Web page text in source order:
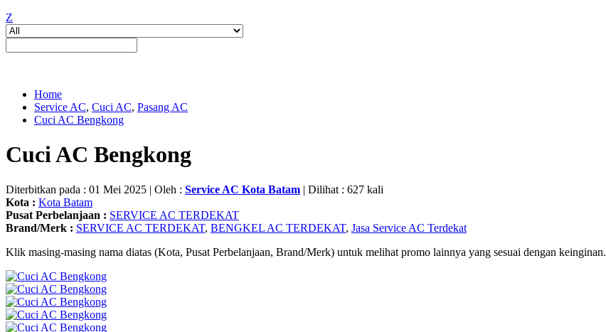
Z
Home
Service AC, Cuci AC, Pasang AC
Cuci AC Bengkong
Cuci AC Bengkong
Diterbitkan pada : 01 Mei 2025 | Oleh : Service AC Kota Batam | Dilihat : 627 kali
Kota : Kota Batam
Pusat Perbelanjaan : SERVICE AC TERDEKAT
Brand/Merk : SERVICE AC TERDEKAT, BENGKEL AC TERDEKAT, Jasa Service AC Terdekat
Klik masing-masing nama diatas (Kota, Pusat Perbelanjaan, Brand/Merk) untuk melihat promo lainnya yang sesuai dengan keinginan.